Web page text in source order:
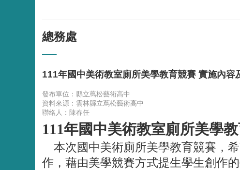
總務處
111年國中美術教室廁所美學教育競賽 實施內容
發布單位：縣立蔦松藝術高中
資料來源：雲林縣立蔦松藝術高中
聯絡人：陳春任
111年國中美術教室廁所美學
本次國中美術廁所美學教育競賽，
作，藉由美學競賽方式提生學生創作